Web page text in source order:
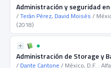
Administración y seguridad
/Terán Pérez, David Moisés /
(2018)
Administración de Storage y
/ Dante Cantone / México, D.F. :